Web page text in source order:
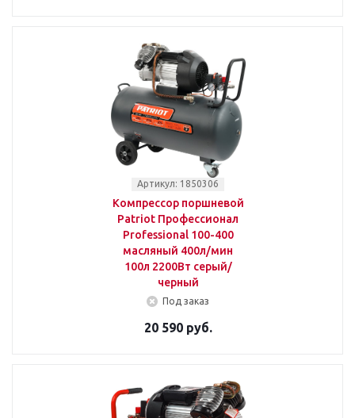
Артикул: 1850306
Компрессор поршневой
Patriot Профессионал
Professional 100-400
масляный 400л/мин
100л 2200Вт серый/
черный
Под заказ
20 590 руб.